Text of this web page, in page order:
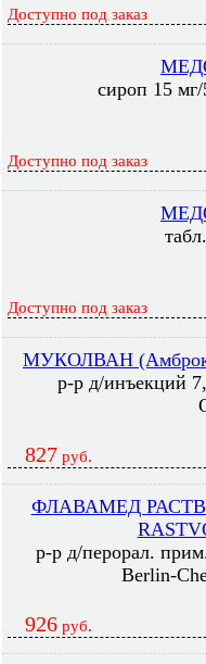
Доступно под заказ
сироп 15
Доступно под заказ
Доступно под заказ
МУКОЛВАН
р-р д/инъекций
827 руб.
ФЛАВАМЕД
р-р д/перорал.
Berlin-
926 руб.